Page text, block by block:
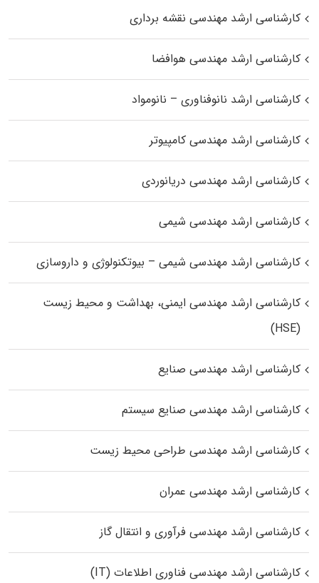
کارشناسی ارشد مهندسی نقشه برداری
کارشناسی ارشد مهندسی هوافضا
کارشناسی ارشد نانوفناوری – نانومواد
کارشناسی ارشد مهندسی کامپیوتر
کارشناسی ارشد مهندسی دریانوردی
کارشناسی ارشد مهندسی شیمی
کارشناسی ارشد مهندسی شیمی – بیوتکنولوژی و داروسازی
کارشناسی ارشد مهندسی ایمنی، بهداشت و محیط زیست
(HSE)
کارشناسی ارشد مهندسی صنایع
کارشناسی ارشد مهندسی صنایع سیستم
کارشناسی ارشد مهندسی طراحی محیط زیست
کارشناسی ارشد مهندسی عمران
کارشناسی ارشد مهندسی فرآوری و انتقال گاز
کارشناسی ارشد مهندسی فناوری اطلاعات (IT)